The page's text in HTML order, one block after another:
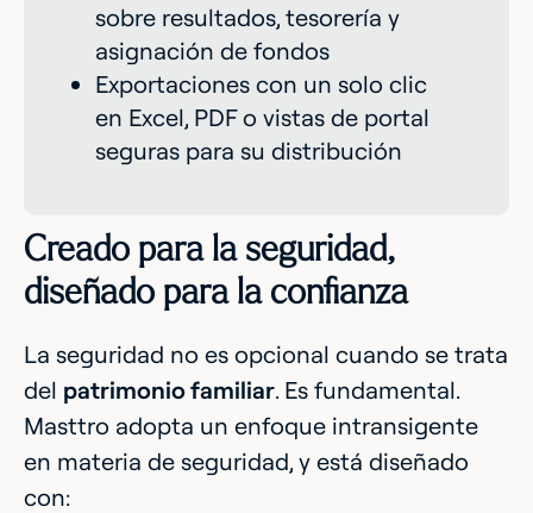
sobre resultados, tesorería y
asignación de fondos
Exportaciones con un solo clic
en Excel, PDF o vistas de portal
seguras para su distribución
Creado para la seguridad,
diseñado para la confianza
La seguridad no es opcional cuando se trata
del patrimonio familiar. Es fundamental.
Masttro adopta un enfoque intransigente
en materia de seguridad, y está diseñado
con: